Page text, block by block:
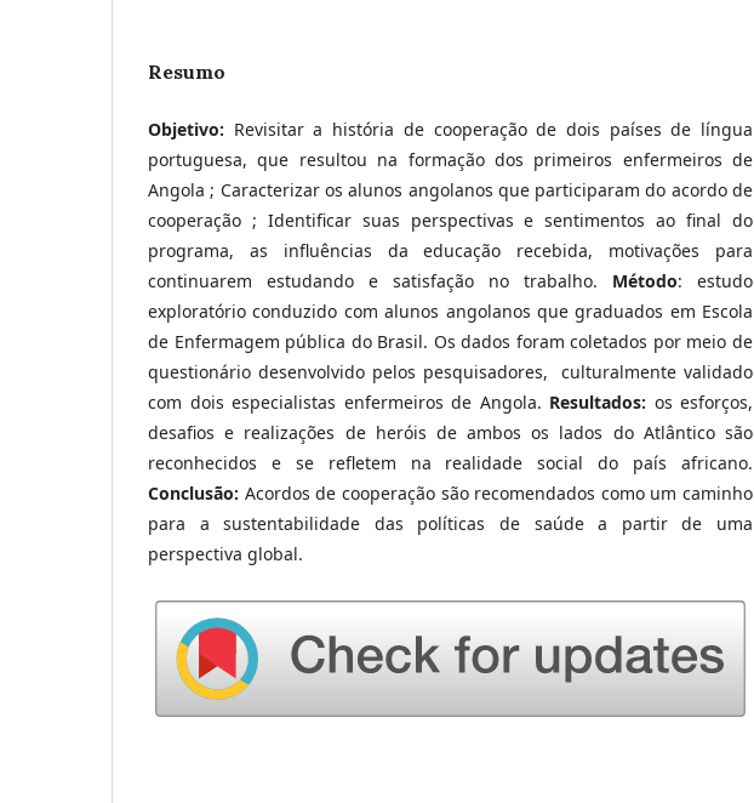
Resumo
Objetivo: Revisitar a história de cooperação de dois países de língua
portuguesa, que resultou na formação dos primeiros enfermeiros de
Angola ; Caracterizar os alunos angolanos que participaram do acordo de
cooperação ; Identificar suas perspectivas e sentimentos ao final do
programa, as influências da educação recebida, motivações para
continuarem estudando e satisfação no trabalho. Método: estudo
exploratório conduzido com alunos angolanos que graduados em Escola
de Enfermagem pública do Brasil. Os dados foram coletados por meio de
questionário desenvolvido pelos pesquisadores, culturalmente validado
com dois especialistas enfermeiros de Angola. Resultados: os esforços,
desafios e realizações de heróis de ambos os lados do Atlântico são
reconhecidos e se refletem na realidade social do país africano.
Conclusão: Acordos de cooperação são recomendados como um caminho
para a sustentabilidade das políticas de saúde a partir de uma
perspectiva global.